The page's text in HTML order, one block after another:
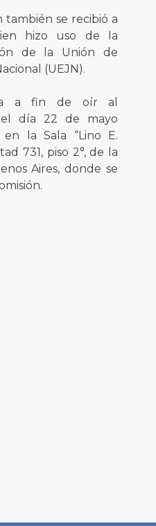
se recibió a
hizo uso de la
de la Unión de
(UEJN).
a fin de oír al
día 22 de mayo
la Sala “Lino E.
731, piso 2°, de la
Aires, donde se